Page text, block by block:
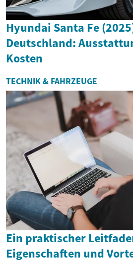
Hyundai Santa Fe
Deutschland:
Kosten
TECHNIK & FAHRZEUGE
Ein praktischer
Eigenschaften und